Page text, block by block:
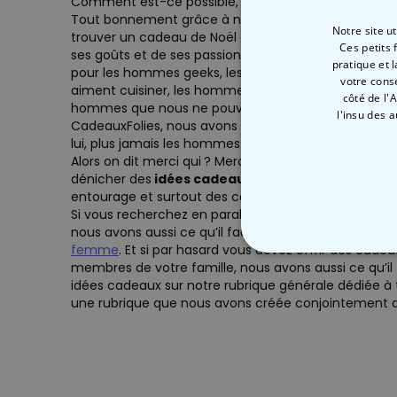
Tout bonnement grâce à notre dénicheur de
trouver un cadeau de Noël à offrir à un homme. Il
ses goûts et de ses passions. Vous trouverez ici
pour les hommes geeks, les hommes aventuriers,
aiment cuisiner, les hommes particulièrement
hommes que nous ne pouvons pas citer ! Avec le
CadeauxFolies, nous avons pensé à tous les profils,
lui, plus jamais les hommes de votre entourage ne
Alors on dit merci qui ? Merci CadeauxFolies ! Merci
dénicher des idées cadeaux pour Noël pour tous
entourage et surtout des cadeaux de Noël qui
Si vous recherchez en parallèle un ou plusieurs
nous avons aussi ce qu’il faut. Découvrez vite toutes
femme. Et si par hasard vous devez offrir des
membres de votre famille, nous avons aussi ce
idées cadeaux sur notre rubrique générale dédiée à
une rubrique que nous avons créée conjointement
Notre site
Ces petits
pratique et
votre
côté de
l'insu des